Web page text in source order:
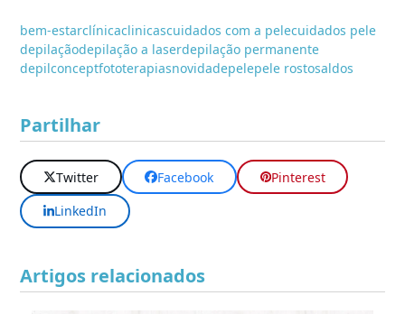
bem-estarclínicaclinicascuidados com a pelecuidados pele
depilaçãodepilação a laserdepilação permanente
depilconceptfototerapiasnovidadepelepele rostosaldos
Partilhar
Twitter Facebook
Pinterest
LinkedIn
Artigos relacionados